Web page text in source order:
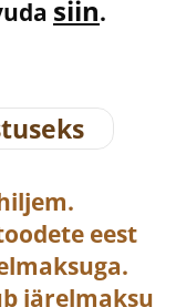
siin.
eest
.
järelmaksu